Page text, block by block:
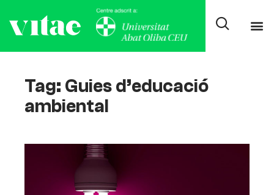
Tag: Guies d’educació
ambiental